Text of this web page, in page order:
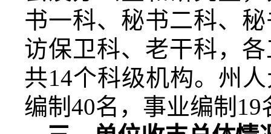
书一科、秘书二科、
访保卫科、老干科，
共14个科级机构。州
编制 40名，事业编制 19